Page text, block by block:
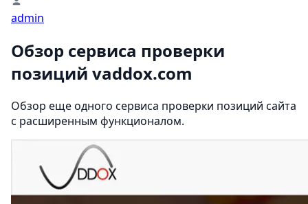
admin
Обзор сервиса проверки
позиций vaddox.com
Обзор еще одного сервиса проверки позиций сайта
с расширенным функционалом.